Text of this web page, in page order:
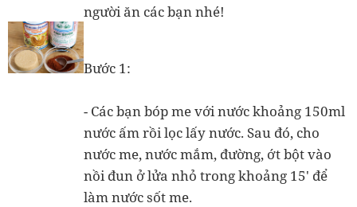
người ăn các bạn nhé!
Bước 1:
- Các bạn bóp me với nước khoảng 150ml
nước ấm rồi lọc lấy nước. Sau đó, cho
nước me, nước mắm, đường, ớt bột vào
nồi đun ở lửa nhỏ trong khoảng 15' để
làm nước sốt me.